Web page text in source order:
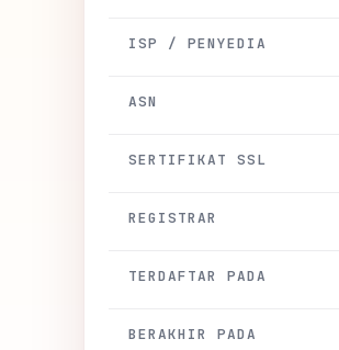
ISP / PENYEDIA
ASN
SERTIFIKAT SSL
REGISTRAR
TERDAFTAR PADA
BERAKHIR PADA